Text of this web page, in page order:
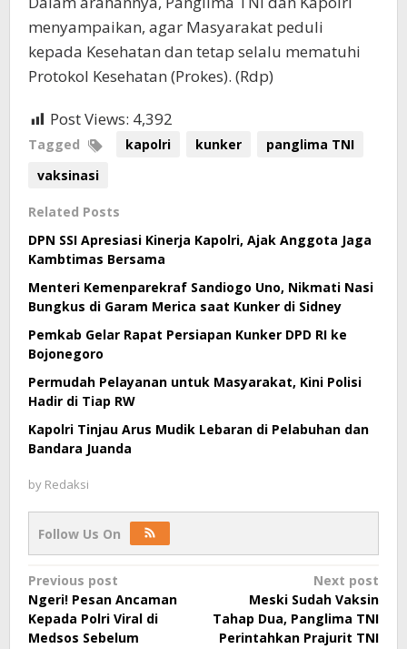
menyampaikan, agar Masyarakat peduli
kepada Kesehatan dan tetap selalu mematuhi
Protokol Kesehatan (Prokes). (Rdp)
Post Views: 4,392
Tagged kapolri kunker
panglima TNI
vaksinasi
Related Posts
DPN SSI Apresiasi Kinerja Kapolri, Ajak Anggota Jaga
Kambtimas Bersama
Menteri Kemenparekraf Sandiogo Uno, Nikmati Nasi
Bungkus di Garam Merica saat Kunker di Sidney
Pemkab Gelar Rapat Persiapan Kunker DPD RI ke
Bojonegoro
Permudah Pelayanan untuk Masyarakat, Kini Polisi
Hadir di Tiap RW
Kapolri Tinjau Arus Mudik Lebaran di Pelabuhan dan
Bandara Juanda
by Redaksi
Follow Us On
Post
navigation
Previous post
Ngeri! Pesan Ancaman
Kepada Polri Viral di
Medsos Sebelum
Next post
Meski Sudah Vaksin
Tahap Dua, Panglima TNI
Perintahkan Prajurit TNI